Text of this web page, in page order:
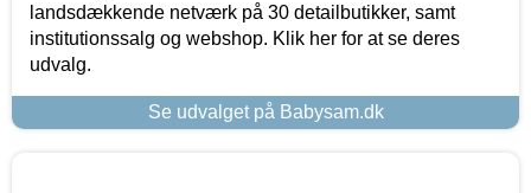
landsdækkende netværk på 30 detailbutikker, samt
institutionssalg og webshop. Klik her for at se deres
udvalg.
Se udvalget på Babysam.dk